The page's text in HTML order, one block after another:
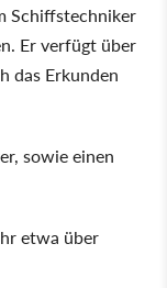
Schiffstechniker
Er verfügt über
das Erkunden
sowie einen
etwa über